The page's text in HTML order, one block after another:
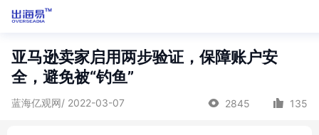
亚马逊卖家启用两步验证，保障账户安
全，避免被“钓鱼”
蓝海亿观网/ 2022-03-07 2845 135